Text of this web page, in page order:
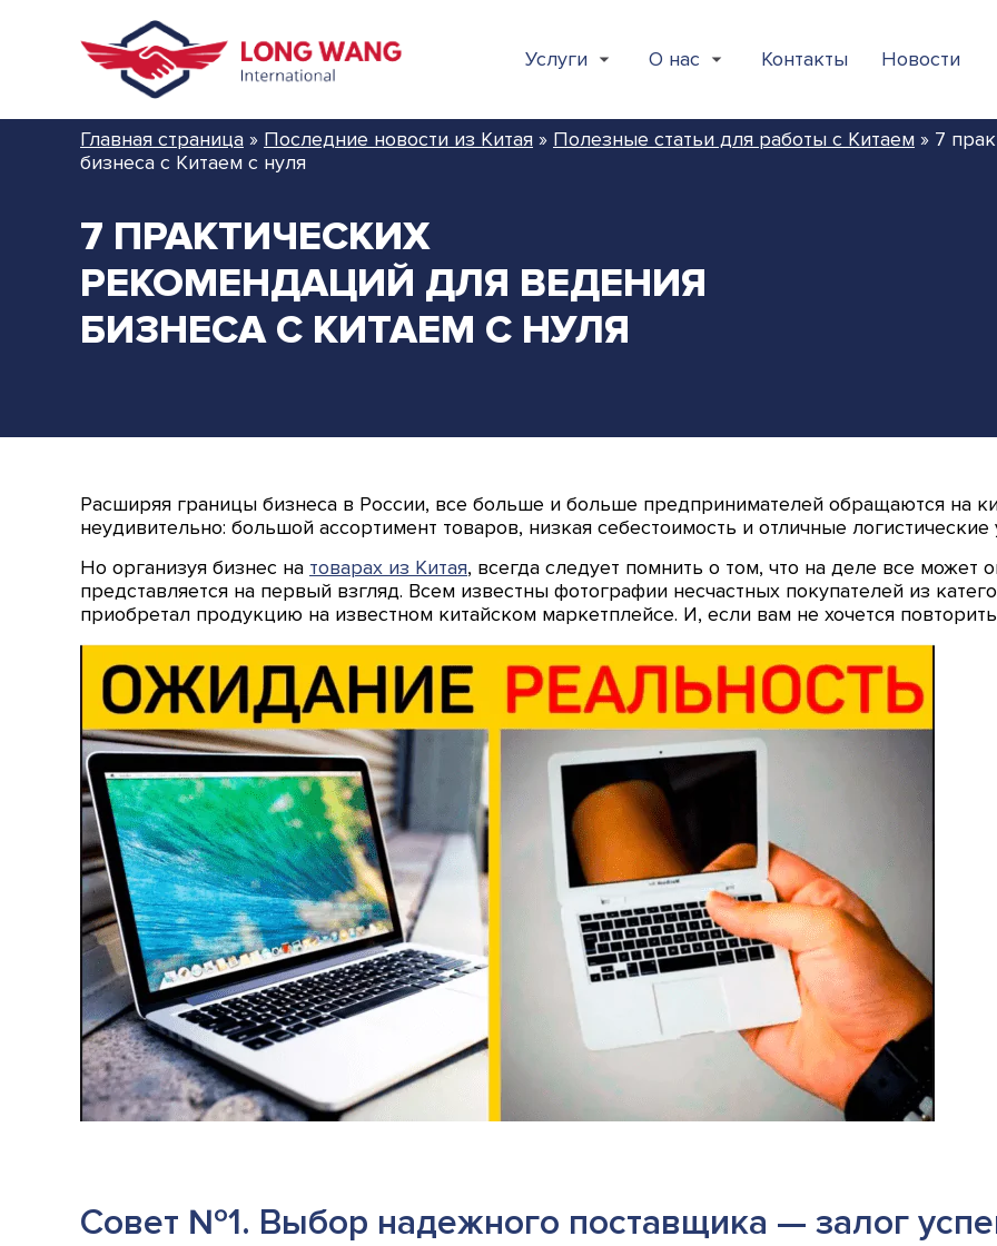
Услуги О нас Контакты Новости
Главная страница » Последние новости из Китая » Полезные статьи для работы с Китаем » 7
бизнеса с Китаем с нуля
7 ПРАКТИЧЕСКИХ
РЕКОМЕНДАЦИЙ ДЛЯ ВЕДЕНИЯ
БИЗНЕСА С КИТАЕМ С НУЛЯ
Расширяя границы бизнеса в России, все больше и больше предпринимателей обращаются на
неудивительно: большой ассортимент товаров, низкая себестоимость и отличные логистические
Но организуя бизнес на товарах из Китая, всегда следует помнить о том, что на деле все может
представляется на первый взгляд. Всем известны фотографии несчастных покупателей из
приобретал продукцию на известном китайском маркетплейсе. И, если вам не хочется
Совет №1. Выбор надежного поставщика — залог